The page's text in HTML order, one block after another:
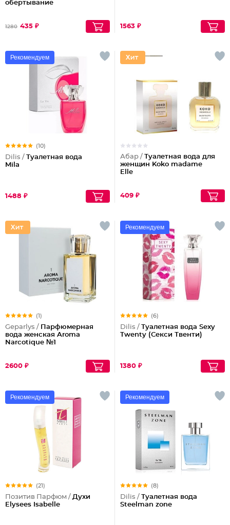
обертывание
1280 435 ₽ 1563 ₽
Рекомендуем
(10)
Dilis / Туалетная вода
Mila
1488 ₽
Абар / Туалетная вода для
женщин Koko madame
Elle
409 ₽
(1)
Geparlys / Парфюмерная
вода женская Aroma
Narcotique №1
2600 ₽
Рекомендуем
(6)
Dilis / Туалетная вода Sexy
Twenty (Секси Твенти)
1380 ₽
Рекомендуем
(21)
Позитив Парфюм / Духи
Elysees Isabelle
Рекомендуем
(8)
Dilis / Туалетная вода
Steelman zone